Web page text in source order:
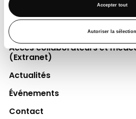
Accepter tout
Autoriser la sélection
Professionnels de la santé
Jobs
Accès collaborateurs et
(Extranet)
Actualités
Événements
Contact